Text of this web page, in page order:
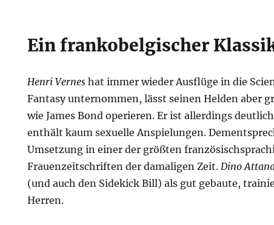
Ein frankobelgischer
Henri Verneshat immer wieder Ausflüge in die
Fantasy unternommen, lässt seinen Helden aber
wie James Bond operieren. Er ist allerdings
enthält kaum sexuelle Anspielungen.
Umsetzung in einer der größten
Frauenzeitschriften der damaligen Zeit. Dino
(und auch den Sidekick Bill) als gut gebaute,
Herren.